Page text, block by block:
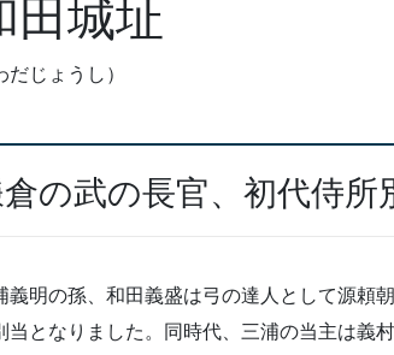
田城址
だじょうし）
の武の長官、初代侍所
義明の孫、和田義盛は弓の達人として源頼
当となりました。同時代、三浦の当主は義